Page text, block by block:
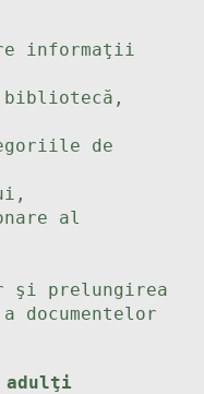
informaţii
de
al
şi prelungirea
documentelor
adulţi